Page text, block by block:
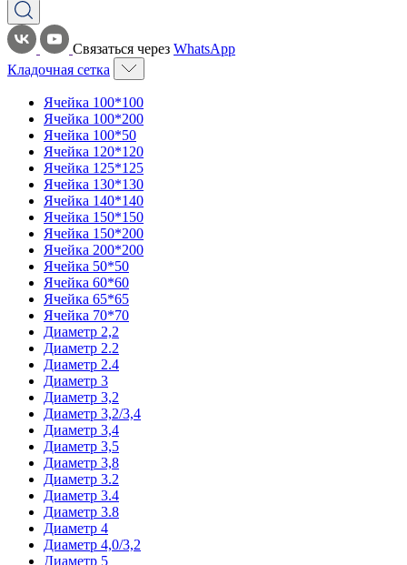
Связаться через WhatsApp
Кладочная сетка
Ячейка 100*100
Ячейка 100*200
Ячейка 100*50
Ячейка 120*120
Ячейка 125*125
Ячейка 130*130
Ячейка 140*140
Ячейка 150*150
Ячейка 150*200
Ячейка 200*200
Ячейка 50*50
Ячейка 60*60
Ячейка 65*65
Ячейка 70*70
Диаметр 2,2
Диаметр 2.2
Диаметр 2.4
Диаметр 3
Диаметр 3,2
Диаметр 3,2/3,4
Диаметр 3,4
Диаметр 3,5
Диаметр 3,8
Диаметр 3.2
Диаметр 3.4
Диаметр 3.8
Диаметр 4
Диаметр 4,0/3,2
Диаметр 5